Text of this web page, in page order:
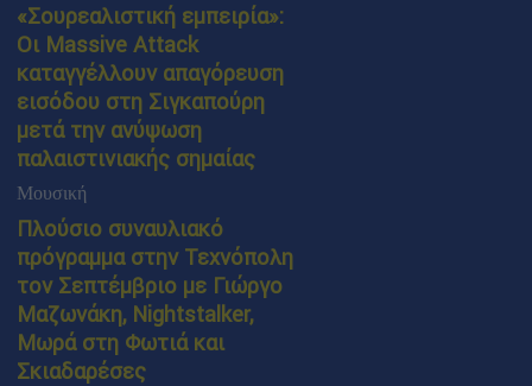
«Σουρεαλιστική εμπειρία»:
Οι Massive Attack
καταγγέλλουν απαγόρευση
εισόδου στη Σιγκαπούρη
μετά την ανύψωση
παλαιστινιακής σημαίας
Μουσική
Πλούσιο συναυλιακό
πρόγραμμα στην Τεχνόπολη
τον Σεπτέμβριο με Γιώργο
Μαζωνάκη, Nightstalker,
Μωρά στη Φωτιά και
Σκιαδαρέσες